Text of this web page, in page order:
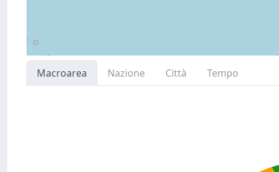
Macroarea Nazione Città
Tempo